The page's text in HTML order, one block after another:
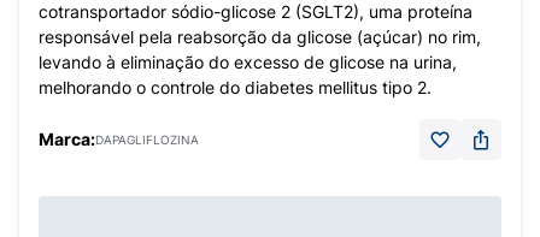
cotransportador sódio-glicose 2 (SGLT2), uma proteína
responsável pela reabsorção da glicose (açúcar) no rim,
levando à eliminação do excesso de glicose na urina,
melhorando o controle do diabetes mellitus tipo 2.
Marca:DAPAGLIFLOZINA